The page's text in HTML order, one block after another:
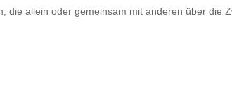
die allein oder gemeinsam mit anderen über die